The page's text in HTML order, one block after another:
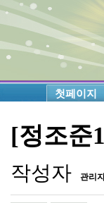
첫페이지
[정조준
작성자 관리